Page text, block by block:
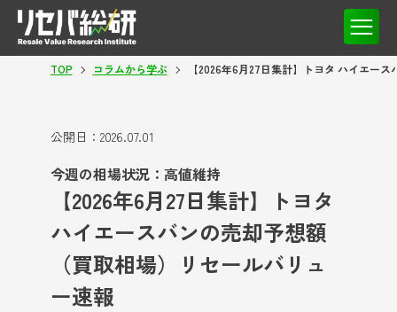
TOP コラムから学ぶ 【2026年6月27日集計】トヨタ ハイエー
公開日： 2026.07.01
今週の相場状況：高値維持
【2026年6月27日集計】トヨタ
ハイエースバンの売却予想額
（買取相場）リセールバリュ
ー速報